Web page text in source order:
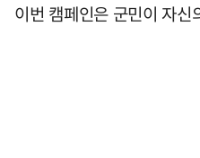
이번 캠페인은 군민이 자